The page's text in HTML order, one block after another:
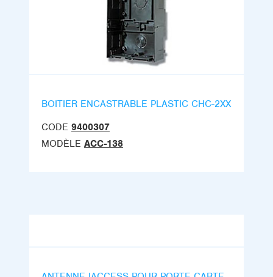
BOITIER ENCASTRABLE PLASTIC CHC-2XX
CODE 9400307
MODÈLE ACC-138